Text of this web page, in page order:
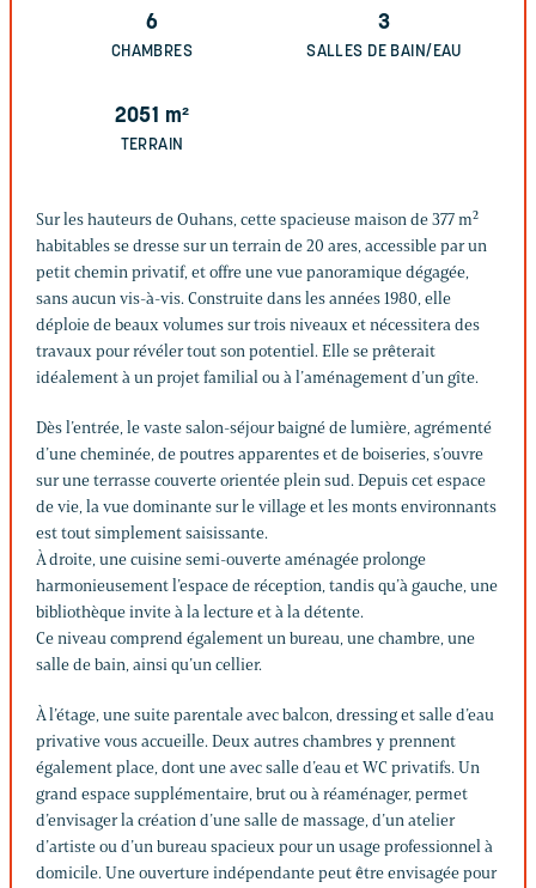
6
CHAMBRES
3
SALLES DE BAIN/EAU
2051 m²
TERRAIN
Sur les hauteurs de Ouhans, cette spacieuse maison de 377 m²
habitables se dresse sur un terrain de 20 ares, accessible par un
petit chemin privatif, et offre une vue panoramique dégagée,
sans aucun vis-à-vis. Construite dans les années 1980, elle
déploie de beaux volumes sur trois niveaux et nécessitera des
travaux pour révéler tout son potentiel. Elle se prêterait
idéalement à un projet familial ou à l’aménagement d’un gîte.
Dès l’entrée, le vaste salon-séjour baigné de lumière, agrémenté
d’une cheminée, de poutres apparentes et de boiseries, s’ouvre
sur une terrasse couverte orientée plein sud. Depuis cet espace
de vie, la vue dominante sur le village et les monts environnants
est tout simplement saisissante.
À droite, une cuisine semi-ouverte aménagée prolonge
harmonieusement l’espace de réception, tandis qu’à gauche, une
bibliothèque invite à la lecture et à la détente.
Ce niveau comprend également un bureau, une chambre, une
salle de bain, ainsi qu’un cellier.
À l’étage, une suite parentale avec balcon, dressing et salle d’eau
privative vous accueille. Deux autres chambres y prennent
également place, dont une avec salle d’eau et WC privatifs. Un
grand espace supplémentaire, brut ou à réaménager, permet
d’envisager la création d’une salle de massage, d’un atelier
d’artiste ou d’un bureau spacieux pour un usage professionnel à
domicile. Une ouverture indépendante peut être envisagée pour